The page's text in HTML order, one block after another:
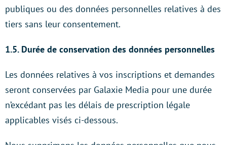
publiques ou des données personnelles relatives à des
tiers sans leur consentement.
1.5. Durée de conservation des données personnelles
Les données relatives à vos inscriptions et demandes
seront conservées par Galaxie Media pour une durée
n’excédant pas les délais de prescription légale
applicables visés ci-dessous.